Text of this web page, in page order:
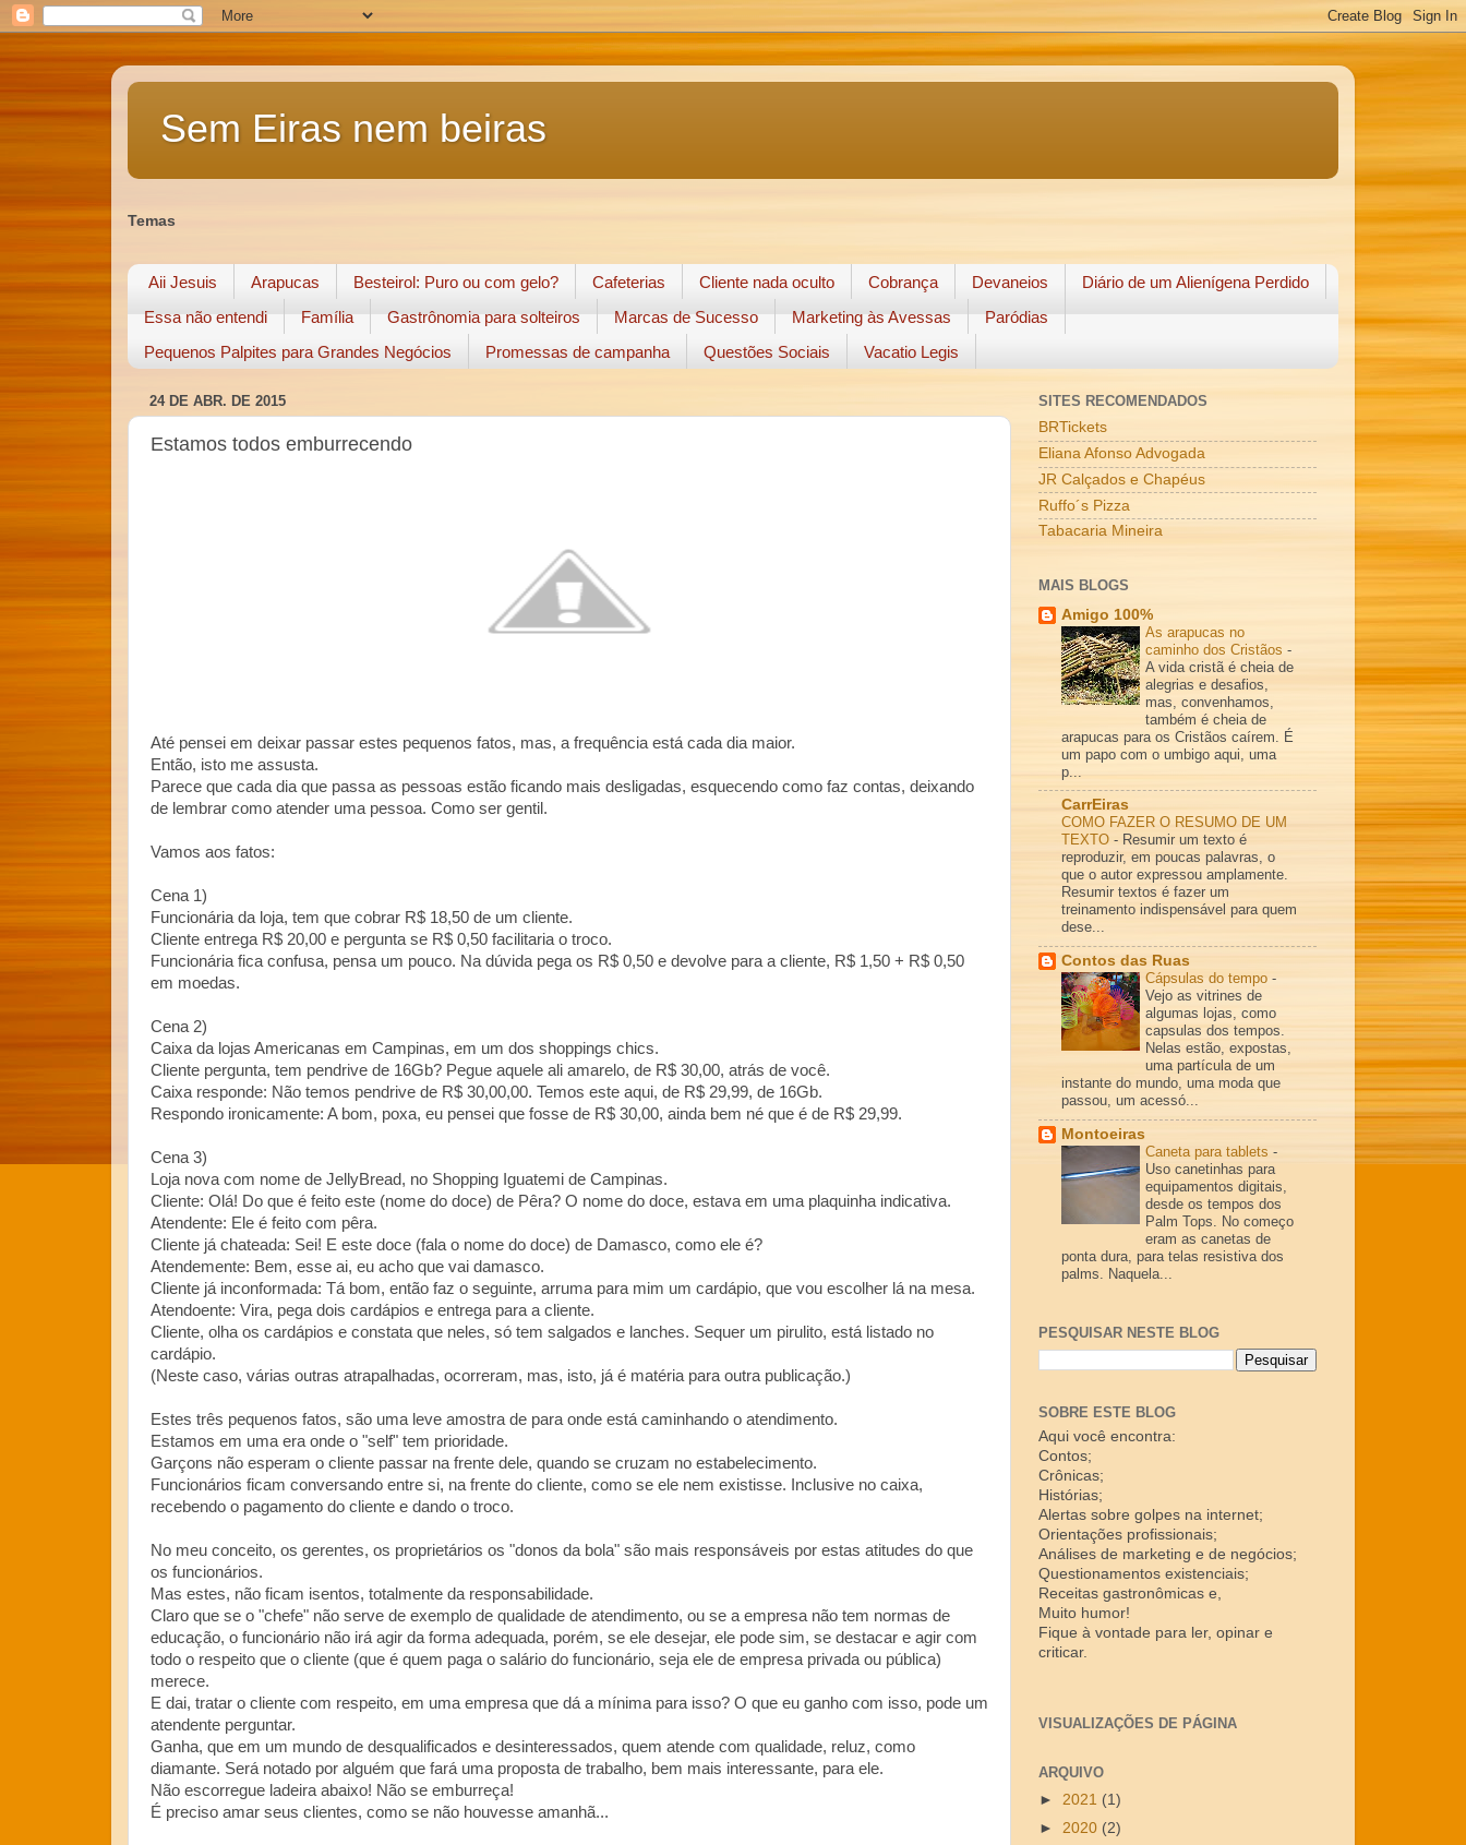
Sem Eiras nem beiras
Temas
Aii Jesuis Arapucas Besteirol: Puro ou com gelo? Cafeterias Cliente nada oculto Cobrança Devaneios
Diário de um Alienígena Perdido
Essa não entendi
Família Gastrônomia para solteiros Marcas de Sucesso Marketing às Avessas
Paródias
Pequenos Palpites para Grandes Negócios
Promessas de campanha Questões Sociais Vacatio Legis
24 DE ABR. DE 2015
Estamos todos emburrecendo
Até pensei em deixar passar estes pequenos fatos, mas, a frequência está cada dia maior.
Então, isto me assusta.
Parece que cada dia que passa as pessoas estão ficando mais desligadas, esquecendo como faz contas, deixando
de lembrar como atender uma pessoa. Como ser gentil.
Vamos aos fatos:
Cena 1)
Funcionária da loja, tem que cobrar R$ 18,50 de um cliente.
Cliente entrega R$ 20,00 e pergunta se R$ 0,50 facilitaria o troco.
Funcionária fica confusa, pensa um pouco. Na dúvida pega os R$ 0,50 e devolve para a cliente, R$ 1,50 + R$ 0,50
em moedas.
Cena 2)
Caixa da lojas Americanas em Campinas, em um dos shoppings chics.
Cliente pergunta, tem pendrive de 16Gb? Pegue aquele ali amarelo, de R$ 30,00, atrás de você.
Caixa responde: Não temos pendrive de R$ 30,00,00. Temos este aqui, de R$ 29,99, de 16Gb.
Respondo ironicamente: A bom, poxa, eu pensei que fosse de R$ 30,00, ainda bem né que é de R$ 29,99.
Cena 3)
Loja nova com nome de JellyBread, no Shopping Iguatemi de Campinas.
Cliente: Olá! Do que é feito este (nome do doce) de Pêra? O nome do doce, estava em uma plaquinha indicativa.
Atendente: Ele é feito com pêra.
Cliente já chateada: Sei! E este doce (fala o nome do doce) de Damasco, como ele é?
Atendemente: Bem, esse ai, eu acho que vai damasco.
Cliente já inconformada: Tá bom, então faz o seguinte, arruma para mim um cardápio, que vou escolher lá na mesa.
Atendoente: Vira, pega dois cardápios e entrega para a cliente.
Cliente, olha os cardápios e constata que neles, só tem salgados e lanches. Sequer um pirulito, está listado no
cardápio.
(Neste caso, várias outras atrapalhadas, ocorreram, mas, isto, já é matéria para outra publicação.)
Estes três pequenos fatos, são uma leve amostra de para onde está caminhando o atendimento.
Estamos em uma era onde o "self" tem prioridade.
Garçons não esperam o cliente passar na frente dele, quando se cruzam no estabelecimento.
Funcionários ficam conversando entre si, na frente do cliente, como se ele nem existisse. Inclusive no caixa,
recebendo o pagamento do cliente e dando o troco.
No meu conceito, os gerentes, os proprietários os "donos da bola" são mais responsáveis por estas atitudes do que
os funcionários.
Mas estes, não ficam isentos, totalmente da responsabilidade.
Claro que se o "chefe" não serve de exemplo de qualidade de atendimento, ou se a empresa não tem normas de
educação, o funcionário não irá agir da forma adequada, porém, se ele desejar, ele pode sim, se destacar e agir com
todo o respeito que o cliente (que é quem paga o salário do funcionário, seja ele de empresa privada ou pública)
merece.
E dai, tratar o cliente com respeito, em uma empresa que dá a mínima para isso? O que eu ganho com isso, pode um
atendente perguntar.
Ganha, que em um mundo de desqualificados e desinteressados, quem atende com qualidade, reluz, como
diamante. Será notado por alguém que fará uma proposta de trabalho, bem mais interessante, para ele.
Não escorregue ladeira abaixo! Não se emburreça!
É preciso amar seus clientes, como se não houvesse amanhã...
SITES RECOMENDADOS
BRTickets
Eliana Afonso Advogada
JR Calçados e Chapéus
Ruffo´s Pizza
Tabacaria Mineira
MAIS BLOGS
Amigo 100%
As arapucas no
caminho dos Cristãos -
A vida cristã é cheia de
alegrias e desafios,
mas, convenhamos,
também é cheia de
arapucas para os Cristãos caírem. É
um papo com o umbigo aqui, uma
p...
CarrEiras
COMO FAZER O RESUMO DE UM
TEXTO - Resumir um texto é
reproduzir, em poucas palavras, o
que o autor expressou amplamente.
Resumir textos é fazer um
treinamento indispensável para quem
dese...
Contos das Ruas
Cápsulas do tempo -
Vejo as vitrines de
algumas lojas, como
capsulas dos tempos.
Nelas estão, expostas,
uma partícula de um
instante do mundo, uma moda que
passou, um acessó...
Montoeiras
Caneta para tablets -
Uso canetinhas para
equipamentos digitais,
desde os tempos dos
Palm Tops. No começo
eram as canetas de
ponta dura, para telas resistiva dos
palms. Naquela...
PESQUISAR NESTE BLOG
SOBRE ESTE BLOG
Aqui você encontra:
Contos;
Crônicas;
Histórias;
Alertas sobre golpes na internet;
Orientações profissionais;
Análises de marketing e de negócios;
Questionamentos existenciais;
Receitas gastronômicas e,
Muito humor!
Fique à vontade para ler, opinar e
criticar.
VISUALIZAÇÕES DE PÁGINA
ARQUIVO
► 2021 (1)
► 2020 (2)